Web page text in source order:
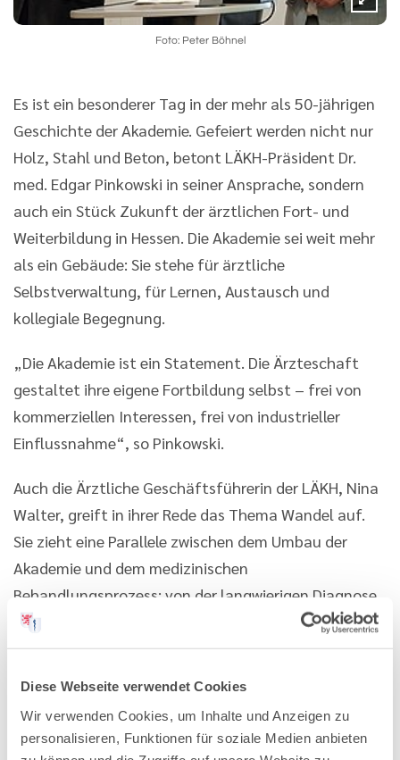
Diese Webseite verwendet Cookies
Wir verwenden Cookies, um Inhalte und Anzeigen zu
personalisieren, Funktionen für soziale Medien anbieten
Foto: Peter Böhnel
Es ist ein besonderer Tag in der mehr als 50-jährigen
Geschichte der Akademie. Gefeiert werden nicht nur
Holz, Stahl und Beton, betont LÄKH-Präsident Dr.
med. Edgar Pinkowski in seiner Ansprache, sondern
auch ein Stück Zukunft der ärztlichen Fort- und
Weiterbildung in Hessen. Die Akademie sei weit mehr
als ein Gebäude: Sie stehe für ärztliche
Selbstverwaltung, für Lernen, Austausch und
kollegiale Begegnung.
„Die Akademie ist ein Statement. Die Ärzteschaft
gestaltet ihre eigene Fortbildung selbst – frei von
kommerziellen Interessen, frei von industrieller
Einflussnahme“, so Pinkowski.
Auch die Ärztliche Geschäftsführerin der LÄKH, Nina
Walter, greift in ihrer Rede das Thema Wandel auf.
Sie zieht eine Parallele zwischen dem Umbau der
Akademie und dem medizinischen
Behandlungsprozess: von der langwierigen Diagnose
über die sorgfältige Therapieplanung bis hin zur
intensiven Behandlung – inklusive überraschender
Den Mut zu diesem Vorhaben würdigt auch der Bad